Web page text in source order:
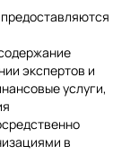
экспертов и
услуги,
в